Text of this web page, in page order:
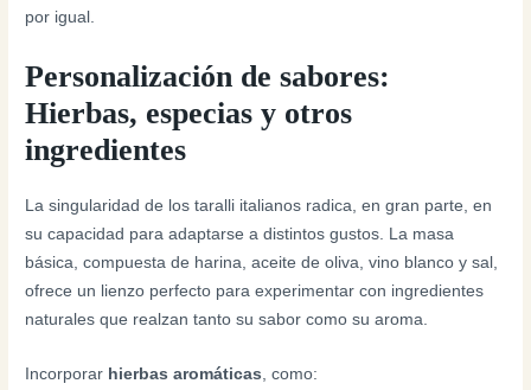
por igual.
Personalización de sabores:
Hierbas, especias y otros
ingredientes
La singularidad de los taralli italianos radica, en gran parte, en
su capacidad para adaptarse a distintos gustos. La masa
básica, compuesta de harina, aceite de oliva, vino blanco y sal,
ofrece un lienzo perfecto para experimentar con ingredientes
naturales que realzan tanto su sabor como su aroma.
Incorporar hierbas aromáticas, como: